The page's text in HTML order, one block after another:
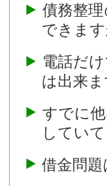
債務整
できます
電話だ
は出来ま
すでに
してい
借金問